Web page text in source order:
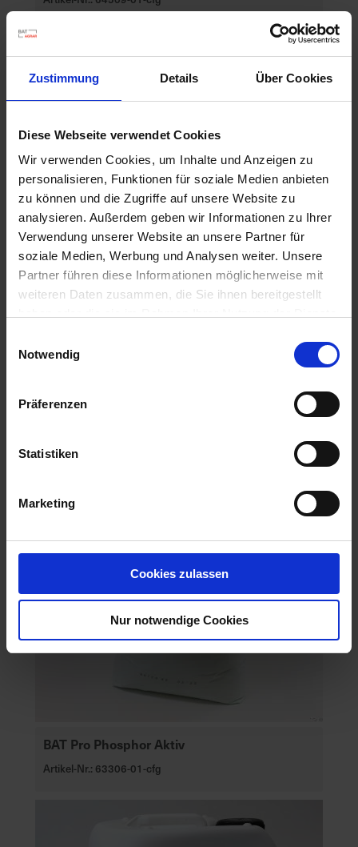
Zustimmung Details Über Cookies
Diese Webseite verwendet Cookies
Wir verwenden Cookies, um Inhalte und Anzeigen zu
personalisieren, Funktionen für soziale Medien anbieten
zu können und die Zugriffe auf unsere Website zu
analysieren. Außerdem geben wir Informationen zu Ihrer
Verwendung unserer Website an unsere Partner für
soziale Medien, Werbung und Analysen weiter. Unsere
Partner führen diese Informationen möglicherweise mit
weiteren Daten zusammen, die Sie ihnen bereitgestellt
Notwendig
Präferenzen
Statistiken
Marketing
Cookies zulassen
Nur notwendige Cookies
Artikel-Nr.: 63305-04
BAT Pro Phosphor Aktiv
Artikel-Nr.: 63306-01-cfg